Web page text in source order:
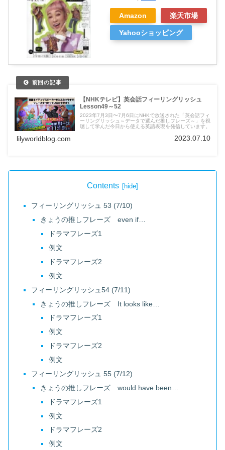
Amazon 楽天市場
Yahooショッピング
【NHKテレビ】英会話フィーリングリッシュ
Lesson49～52
2023年7月3日〜7月6日にNHKで放送された「英会話フィ
ーリングリッシュ～データで選んだ推しフレーズ～」を視
聴して学んだ今日から使える英語表現を発信しています。
lilyworldblog.com 2023.07.10
Contents
フィーリングリッシュ 53 (7/10)
きょうの推しフレーズ even if…
ドラマフレーズ1
例文
ドラマフレーズ2
例文
フィーリングリッシュ54 (7/11)
きょうの推しフレーズ It looks like…
ドラマフレーズ1
例文
ドラマフレーズ2
例文
フィーリングリッシュ 55 (7/12)
きょうの推しフレーズ would have been…
ドラマフレーズ1
例文
ドラマフレーズ2
例文